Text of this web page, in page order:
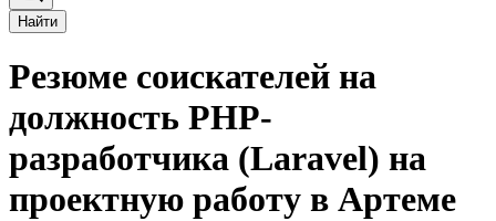
Найти
Резюме соискателей на
должность PHP-
разработчика (Laravel) на
проектную работу в Артеме